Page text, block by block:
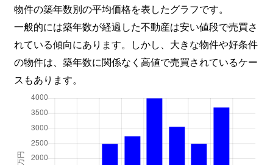
物件の築年数別の平均価格を表したグラフです。
一般的には築年数が経過した不動産は安い値段で売買さ
れている傾向にあります。しかし、大きな物件や好条件
の物件は、築年数に関係なく高値で売買されているケー
スもあります。